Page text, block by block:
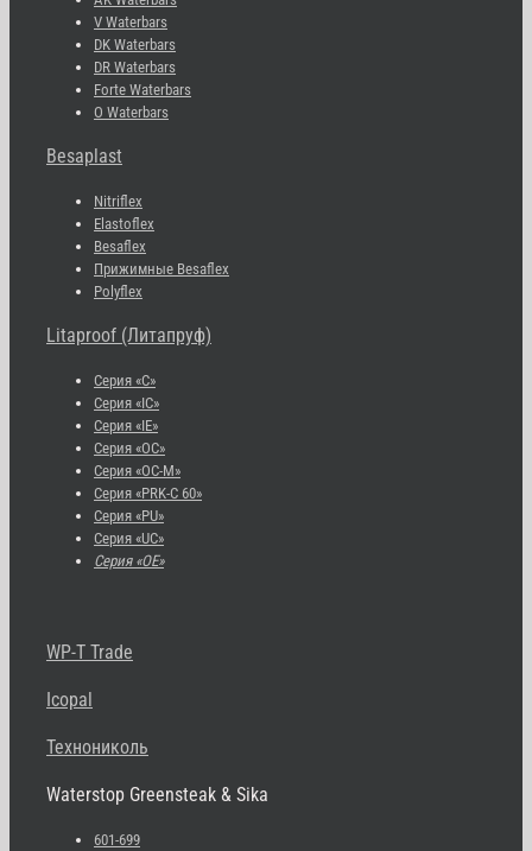
V Waterbars
DK Waterbars
DR Waterbars
Forte Waterbars
O Waterbars
Besaplast
Nitriflex
Elastoflex
Besaflex
Прижимные Besaflex
Polyflex
Litaproof (Литапруф)
Серия «С»
Серия «IC»
Серия «IE»
Серия «OC»
Серия «OC-M»
Серия «PRK-C 60»
Серия «PU»
Серия «UC»
Серия «OE»
WP-T Trade
Icopal
Технониколь
Waterstop Greensteak & Sika
601-699